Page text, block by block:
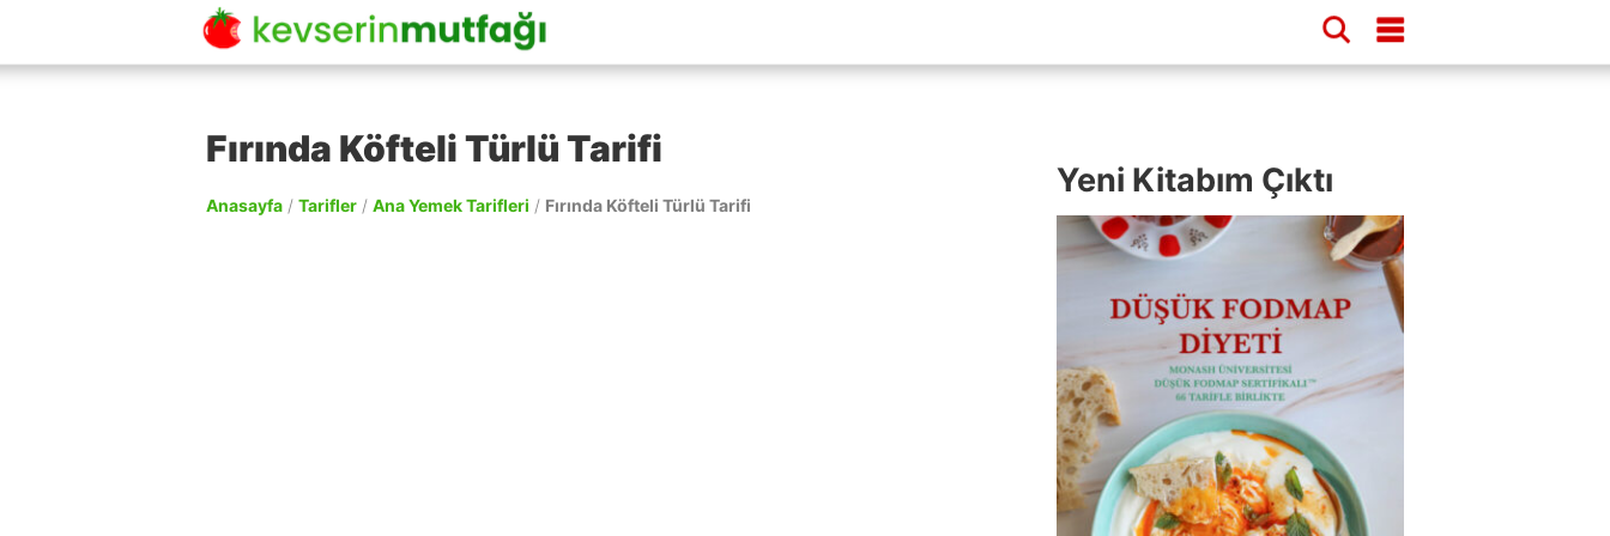
Fırında Köfteli Türlü Tarifi
Anasayfa / Tarifler / Ana Yemek Tarifleri / Fırında Köfteli Türlü Tarifi
Yeni Kitabım Çıktı